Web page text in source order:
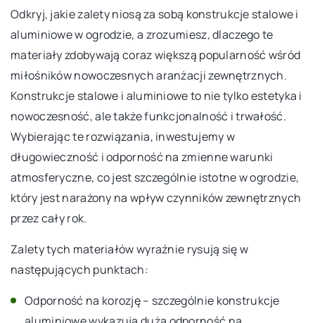
Odkryj, jakie zalety niosą za sobą konstrukcje stalowe i
aluminiowe w ogrodzie, a zrozumiesz, dlaczego te
materiały zdobywają coraz większą popularność wśród
miłośników nowoczesnych aranżacji zewnętrznych.
Konstrukcje stalowe i aluminiowe to nie tylko estetyka i
nowoczesność, ale także funkcjonalność i trwałość.
Wybierając te rozwiązania, inwestujemy w
długowieczność i odporność na zmienne warunki
atmosferyczne, co jest szczególnie istotne w ogrodzie,
który jest narażony na wpływ czynników zewnętrznych
przez cały rok.
Zalety tych materiałów wyraźnie rysują się w
następujących punktach:
Odporność na korozję – szczególnie konstrukcje